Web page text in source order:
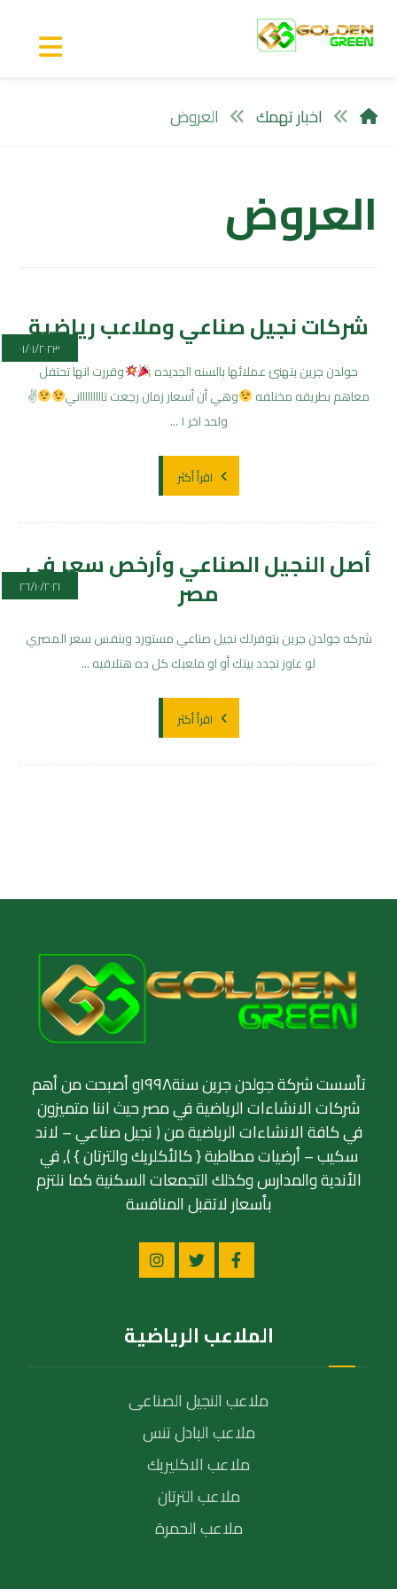
اخبار تهمك العروض
العروض
شركات نجيل صناعي وملاعب رياضية
٠١/٠١/٢٠٢٣
جولدن جرين بتهنئ عملائها بالسنه الجديده
وقررت انها تحتفل
معاهم بطريقه مختلفه
وهي أن أسعار زمان رجعت تاااااااااني
✌
ولحد اخر ١ ...
اقرأ أكثر
أصل النجيل الصناعي وأرخص سعر في
مصر ٢٦/١٠/٢٠٢١
شركه جولدن جرين بتوفرلك نجيل صناعي مستورد وبنفس سعر المصري
لو عاوز تجدد بيتك أو او ملعبك كل ده هتلاقيه ...
اقرأ أكثر
تأسست شركة جولدن جرين سنة١٩٩٨و أصبحت من أهم
شركات الانشاءات الرياضية في مصر حيث اننا متميزون
في كافة الانشاءات الرياضية من ( نجيل صناعي – لاند
سكيب – أرضيات مطاطية { كالأكلريك والترتان } ), في
الأندية والمدارس وكذلك التجمعات السكنية كما نلتزم
بأسعار لاتقبل المنافسة
الملاعب الرياضية
ملاعب النجيل الصناعى
ملاعب البادل تنس
ملاعب الاكليريك
ملاعب الترتان
ملاعب الحمرة